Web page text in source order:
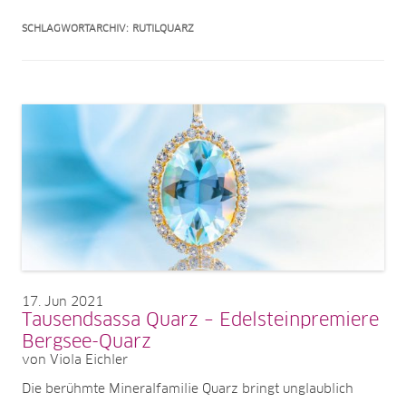
SCHLAGWORTARCHIV: RUTILQUARZ
17 Jun 2021
Tausendsassa Quarz – Edelsteinpremiere
Bergsee-Quarz
von Viola Eichler
Die berühmte Mineralfamilie Quarz bringt unglaublich